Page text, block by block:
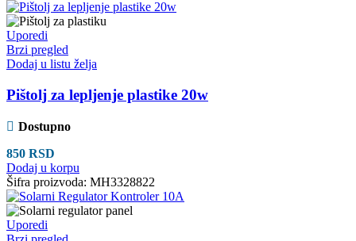
Uporedi
Brzi pregled
Dodaj u listu želja
Pištolj za lepljenje plastike 20w
Dostupno
850 RSD
Dodaj u korpu
Šifra proizvoda: MH3328822
Uporedi